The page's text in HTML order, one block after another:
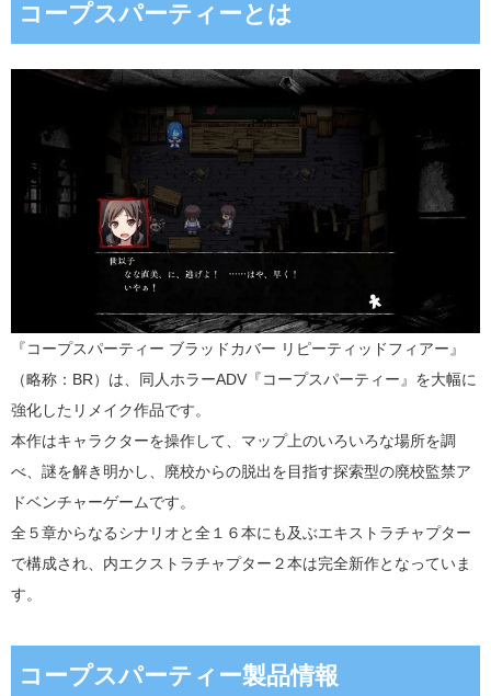
コープスパーティーとは
『コープスパーティー ブラッドカバー リピーティッドフィアー』
（略称：BR）は、同人ホラーADV『コープスパーティー』を大幅に
強化したリメイク作品です。
本作はキャラクターを操作して、マップ上のいろいろな場所を調
べ、謎を解き明かし、廃校からの脱出を目指す探索型の廃校監禁ア
ドベンチャーゲームです。
全５章からなるシナリオと全１６本にも及ぶエキストラチャプター
で構成され、内エクストラチャプター２本は完全新作となっていま
す。
コープスパーティー製品情報